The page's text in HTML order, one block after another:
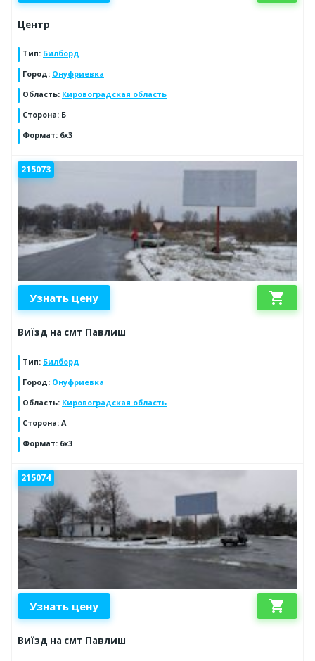
Центр
Тип: Билборд
Город: Онуфриевка
Область: Кировоградская область
Сторона: Б
Формат: 6х3
215073
Узнать цену shopping_cart
Виїзд на смт Павлиш
Тип: Билборд
Город: Онуфриевка
Область: Кировоградская область
Сторона: A
Формат: 6х3
215074
Узнать цену shopping_cart
Виїзд на смт Павлиш